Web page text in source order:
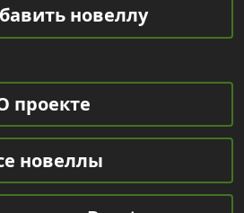
новеллу
проекте
новеллы